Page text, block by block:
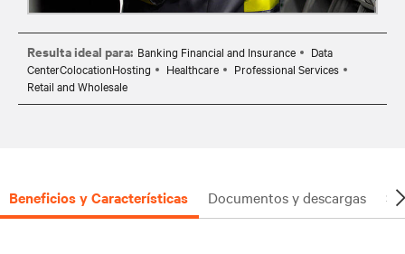
Resulta ideal para: Banking Financial and Insurance
Data
CenterColocationHosting
Healthcare
Professional Services
Retail and Wholesale
Beneficios y Características Documentos y descargas